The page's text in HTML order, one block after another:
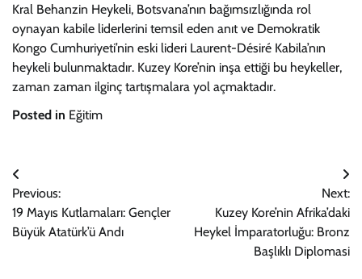
Kral Behanzin Heykeli, Botsvana’nın bağımsızlığında rol
oynayan kabile liderlerini temsil eden anıt ve Demokratik
Kongo Cumhuriyeti’nin eski lideri Laurent-Désiré Kabila’nın
heykeli bulunmaktadır. Kuzey Kore’nin inşa ettiği bu heykeller,
zaman zaman ilginç tartışmalara yol açmaktadır.
Posted in Eğitim
Yazı
gezinmesi
Previous:
19 Mayıs Kutlamaları: Gençler
Büyük Atatürk’ü Andı
Next:
Kuzey Kore’nin Afrika’daki
Heykel İmparatorluğu: Bronz
Başlıklı Diplomasi